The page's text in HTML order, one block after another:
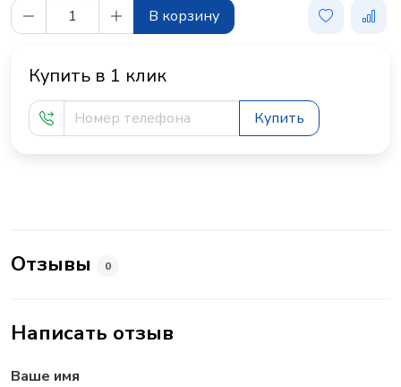
В корзину
Купить в 1 клик
Купить
Отзывы 0
Написать отзыв
Ваше имя